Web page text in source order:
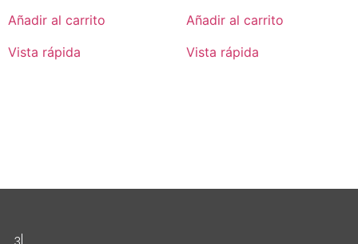
Añadir al carrito
Vista rápida
Añadir al carrito
Vista rápida